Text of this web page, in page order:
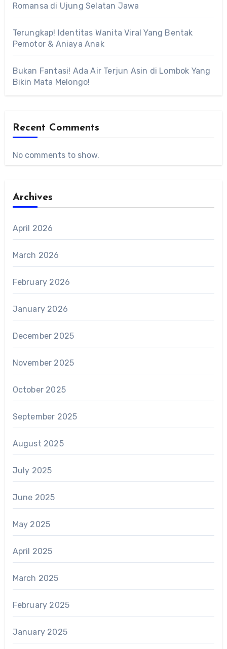
Romansa di Ujung Selatan Jawa
Terungkap! Identitas Wanita Viral Yang Bentak
Pemotor & Aniaya Anak
Bukan Fantasi! Ada Air Terjun Asin di Lombok Yang
Bikin Mata Melongo!
Recent Comments
No comments to show.
Archives
April 2026
March 2026
February 2026
January 2026
December 2025
November 2025
October 2025
September 2025
August 2025
July 2025
June 2025
May 2025
April 2025
March 2025
February 2025
January 2025